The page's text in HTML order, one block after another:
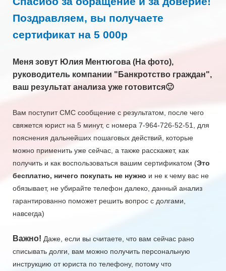
Поздравляем, вы получаете
сертификат на 5 000р
Меня зовут Юлия Ментюгова (На фото),
руководитель компании "Банкротство граждан",
ваш результат анализа уже готовится🙂
Вам поступит СМС сообщение с результатом, после чего
свяжется юрист на 5 минут, с номера 7-964-726-52-51, для
пояснения дальнейших пошаговых действий, которые
можно применить уже сейчас, а также расскажет, как
получить и как воспользоваться вашим сертификатом (Это
бесплатно, ничего покупать не нужно и не к чему вас не
обязывает, не убирайте телефон далеко, данный анализ
гарантированно поможет решить вопрос с долгами,
навсегда)
Важно! Даже, если вы считаете, что вам сейчас рано
списывать долги, вам можно получить персональную
инструкцию от юриста по телефону, потому что